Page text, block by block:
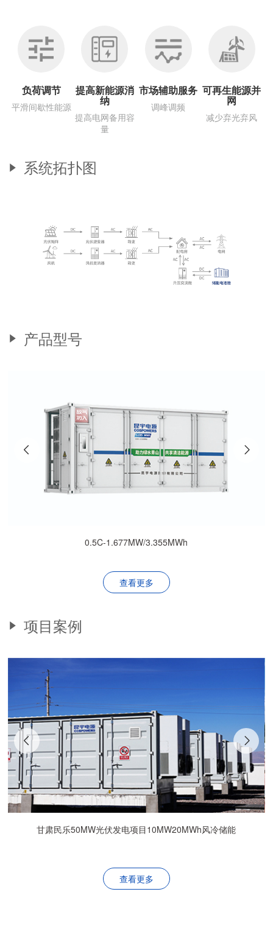
负荷调节
平滑间歇性能源
提高新能源消
纳
提高电网备用容
量
市场辅助服务
调峰调频
可再生能源并
网
减少弃光弃风
系统拓扑图
产品型号
0.5C-1.677MW/3.355MWh
查看更多
项目案例
甘肃民乐50MW光伏发电项目10MW20MWh风冷储能
查看更多